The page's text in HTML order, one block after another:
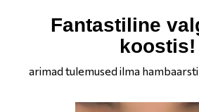
Fantastiline
koostis!
arimad tulemused ilma